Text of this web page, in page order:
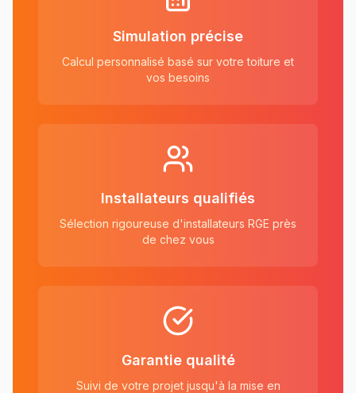
Simulation précise
Calcul personnalisé basé sur votre toiture et
vos besoins
Installateurs qualifiés
Sélection rigoureuse d'installateurs RGE près
de chez vous
Garantie qualité
Suivi de votre projet jusqu'à la mise en